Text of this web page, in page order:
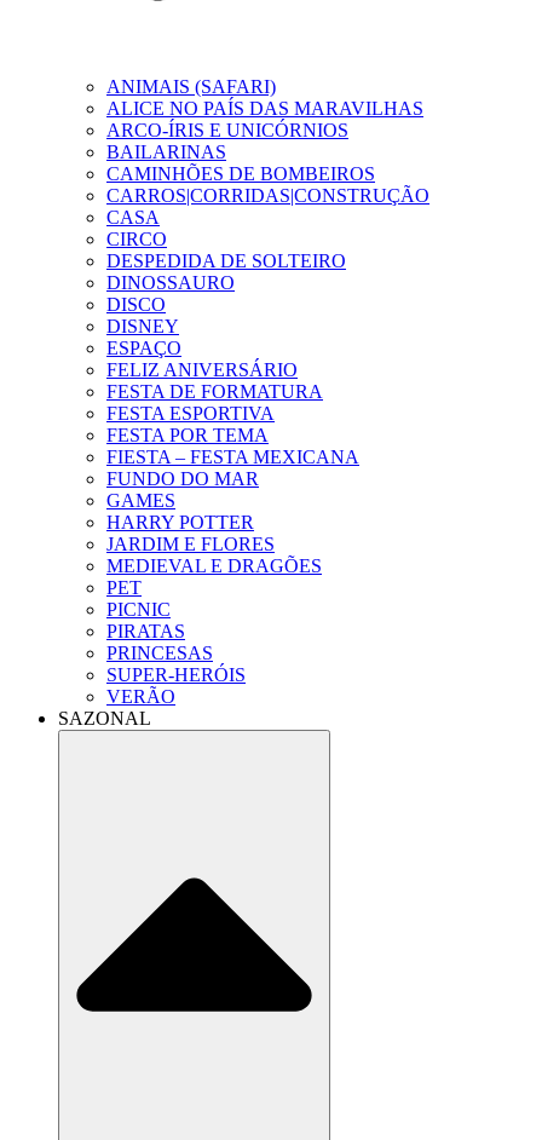
ANIMAIS (SAFARI)
ALICE NO PAÍS DAS MARAVILHAS
ARCO-ÍRIS E UNICÓRNIOS
BAILARINAS
CAMINHÕES DE BOMBEIROS
CARROS|CORRIDAS|CONSTRUÇÃO
CASA
CIRCO
DESPEDIDA DE SOLTEIRO
DINOSSAURO
DISCO
DISNEY
ESPAÇO
FELIZ ANIVERSÁRIO
FESTA DE FORMATURA
FESTA ESPORTIVA
FESTA POR TEMA
FIESTA – FESTA MEXICANA
FUNDO DO MAR
GAMES
HARRY POTTER
JARDIM E FLORES
MEDIEVAL E DRAGÕES
PET
PICNIC
PIRATAS
PRINCESAS
SUPER-HERÓIS
VERÃO
SAZONAL